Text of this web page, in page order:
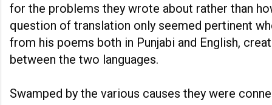
for the problems they wrote about rather than
question of translation only seemed pertinent
from his poems both in Punjabi and English,
between the two languages.
Swamped by the various causes they were